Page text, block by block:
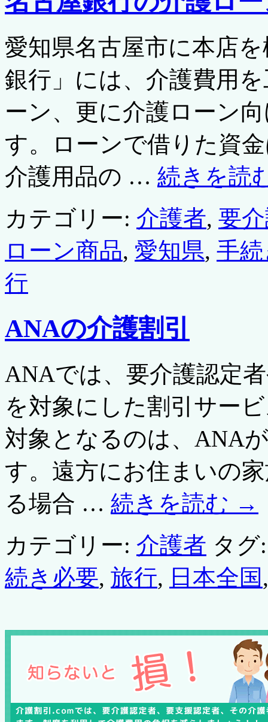
愛知県名古屋市に本店
銀行」には、介護費用
ーン、更に介護ローン
す。ローンで借りた資
介護用品の … 続きを読
カテゴリー: 介護者, 要
ローン商品, 愛知県, 手
行
ANAの介護割引
ANAでは、要介護認定
を対象にした割引サー
対象となるのは、ANA
す。遠方にお住まいの
る場合 … 続きを読む →
カテゴリー: 介護者 タグ:
続き必要, 旅行, 日本全国